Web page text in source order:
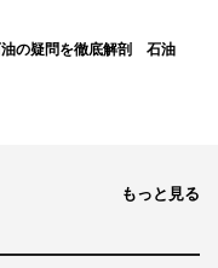
油の疑問を徹底解剖 石油
もっと見る